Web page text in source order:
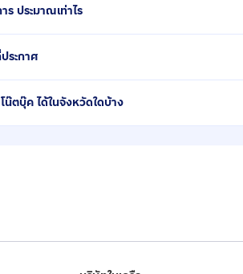
ประมาณเท่าไร
ระกาศ
ตบุ๊ค ได้ในจังหวัดใดบ้าง